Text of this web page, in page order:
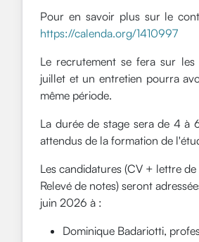
Pour en savoir plus sur le
https://calenda.org/1410997
Le recrutement se fera sur
juillet et un entretien pourra
même période.
La durée de stage sera de 4 à
attendus de la formation de
Les candidatures (CV + lettre
Relevé de notes) seront
juin 2026 à :
Dominique Badariotti,